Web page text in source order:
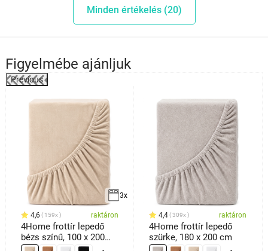
Minden értékelés (20)
Figyelmébe ajánljuk
Previous
3x
4,6 159x raktáron
4Home frottír lepedő
bézs színű, 100 x 200
cm
4,4 309x raktáron
4Home frottír lepedő
szürke, 180 x 200 cm